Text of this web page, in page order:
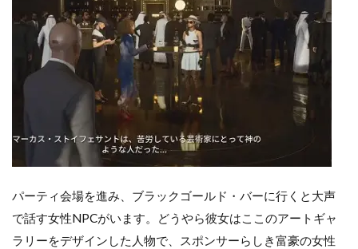
パーティ会場を進み、ブラックゴールド・バーに行くと大声
で話す女性NPCがいます。どうやら彼女はここのアートギャ
ラリーをデザインした人物で、スポンサーらしき富豪の女性